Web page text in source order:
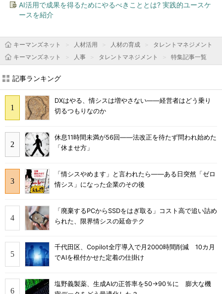
AI活用で成果を得るためにやるべきこととは? 実践的ユースケ
ースを紹介
キーマンズネット 人材活用 人材の育成
タレントマネジメント
キーマンズネット
人事 タレントマネジメント 特集記事一覧
記事ランキング
DXはやる、情シスは増やさない――経営者はどう乗り
切るつもりなのか
休息11時間未満が56回――法改正を待たず問われ始めた
「休ませ方」
「情シスやめます」と言われたら――ある日突然「ゼロ
情シス」になった企業のその後
「廃棄するPCからSSDをはぎ取る」コスト高で追い詰め
られた、限界情シスの延命テク
千代田区、Copilot全庁導入で月2000時間削減 10カ月
でAIを根付かせた定着の仕掛け
塩野義製薬、生成AIの正答率を50→90％に 膨大な機